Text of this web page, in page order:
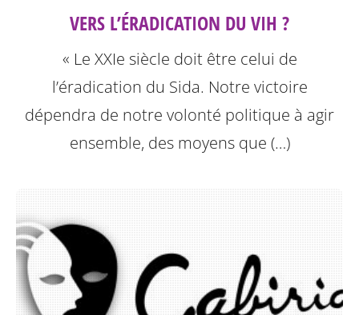
VERS L’ÉRADICATION DU VIH ?
« Le XXIe siècle doit être celui de
l’éradication du Sida. Notre victoire
dépendra de notre volonté politique à agir
ensemble, des moyens que (…)